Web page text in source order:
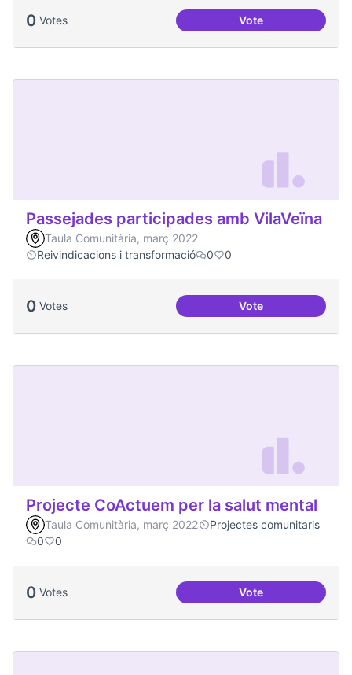
0 Votes VoteMalestar
Passejades participades amb VilaVeïna
Taula Comunitària, març 2022
Reivindicacions i transformació
0 0
0 Votes VotePassejades
Projecte CoActuem per la salut mental
Taula Comunitària, març 2022
Projectes comunitaris
0
0
0 Votes VoteProjecte